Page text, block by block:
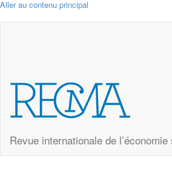
Aller au contenu principal
Revue internationale de